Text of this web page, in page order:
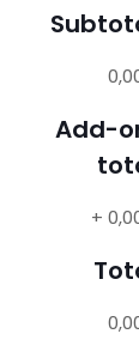
Add-
+